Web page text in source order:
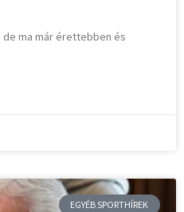
ma már érettebben és
EGYÉB SPORTHÍREK